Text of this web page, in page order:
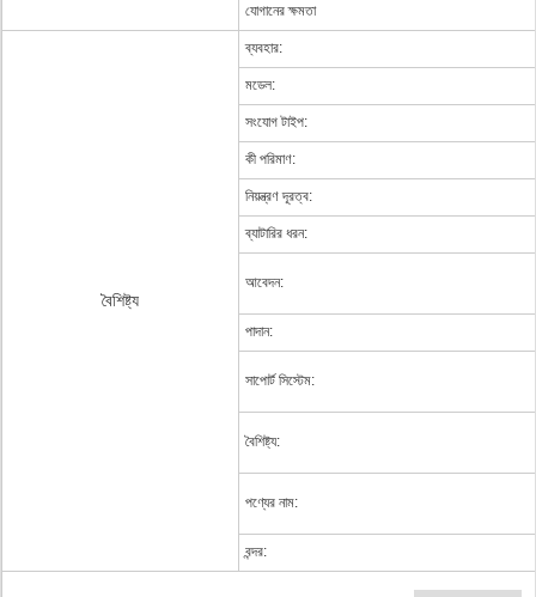
যোগানের ক্ষমতা
বৈশিষ্ট্য
ব্যবহার:
মডেল:
সংযোগ টাইপ:
কী পরিমাণ:
নিয়ন্ত্রণ দূরত্ব:
ব্যাটারির ধরন:
আবেদন:
পাদান:
সাপোর্ট সিস্টেম:
বৈশিষ্ট্য:
পণ্যের নাম:
বন্দর: